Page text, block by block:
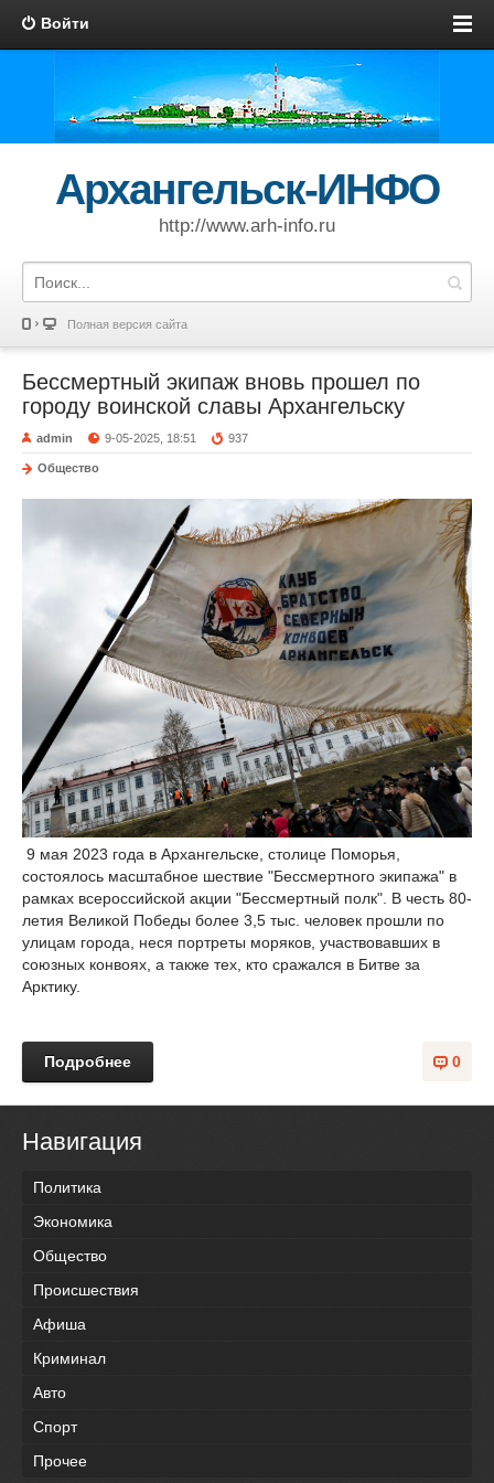
Войти
Архангельск-ИНФО
http://www.arh-info.ru
Полная версия сайта
Бессмертный экипаж вновь прошел по
городу воинской славы Архангельску
admin 9-05-2025, 18:51 937
Общество
9 мая 2023 года в Архангельске, столице Поморья,
состоялось масштабное шествие "Бессмертного экипажа" в
рамках всероссийской акции "Бессмертный полк". В честь 80-
летия Великой Победы более 3,5 тыс. человек прошли по
улицам города, неся портреты моряков, участвовавших в
союзных конвоях, а также тех, кто сражался в Битве за
Арктику.
0
Подробнее
Навигация
Политика
Экономика
Общество
Происшествия
Афиша
Криминал
Авто
Спорт
Прочее